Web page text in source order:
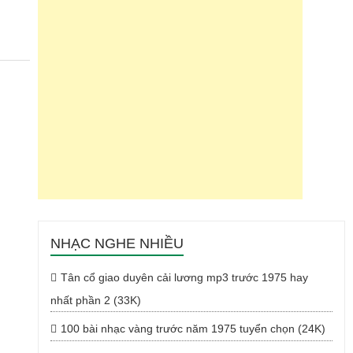
NHẠC NGHE NHIỀU
Tân cổ giao duyên cải lương mp3 trước 1975 hay
nhất phần 2 (33K)
100 bài nhạc vàng trước năm 1975 tuyển chọn (24K)